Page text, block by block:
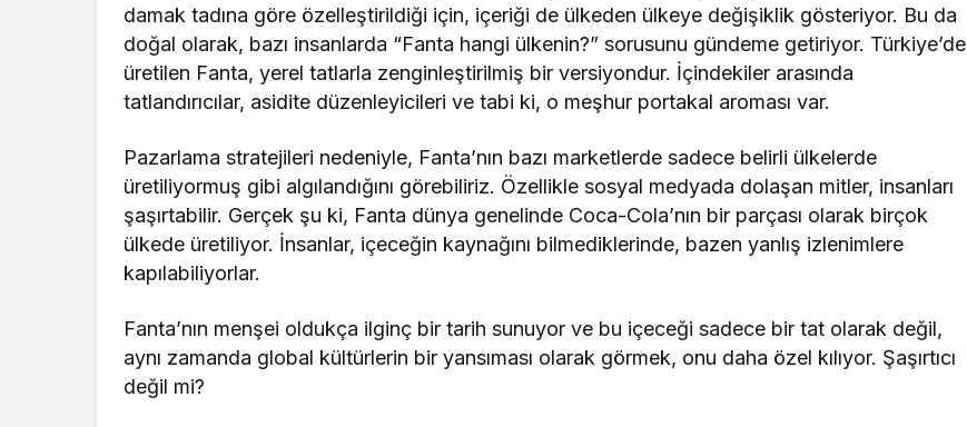
damak tadına göre özelleştirildiği için, içeriği de ülkeden ülkeye değişiklik gösteriyor. Bu da
doğal olarak, bazı insanlarda “Fanta hangi ülkenin?” sorusunu gündeme getiriyor. Türkiye’de
üretilen Fanta, yerel tatlarla zenginleştirilmiş bir versiyondur. İçindekiler arasında
tatlandırıcılar, asidite düzenleyicileri ve tabi ki, o meşhur portakal aroması var.
Pazarlama stratejileri nedeniyle, Fanta’nın bazı marketlerde sadece belirli ülkelerde
üretiliyormuş gibi algılandığını görebiliriz. Özellikle sosyal medyada dolaşan mitler, insanları
şaşırtabilir. Gerçek şu ki, Fanta dünya genelinde Coca-Cola’nın bir parçası olarak birçok
ülkede üretiliyor. İnsanlar, içeceğin kaynağını bilmediklerinde, bazen yanlış izlenimlere
kapılabiliyorlar.
Fanta’nın menşei oldukça ilginç bir tarih sunuyor ve bu içeceği sadece bir tat olarak değil,
aynı zamanda global kültürlerin bir yansıması olarak görmek, onu daha özel kılıyor. Şaşırtıcı
değil mi?